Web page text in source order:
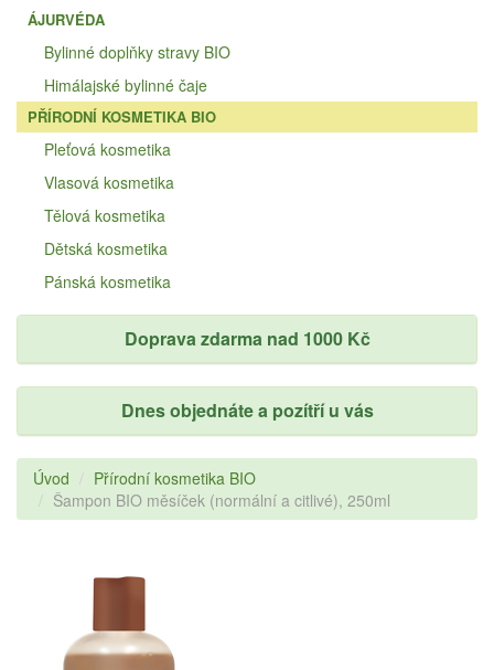
ÁJURVÉDA
Bylinné doplňky stravy BIO
Himálajské bylinné čaje
PŘÍRODNÍ KOSMETIKA BIO
Pleťová kosmetika
Vlasová kosmetika
Tělová kosmetika
Dětská kosmetika
Pánská kosmetika
Doprava zdarma nad 1000 Kč
Dnes objednáte a pozítří u vás
Úvod
Přírodní kosmetika BIO
Šampon BIO měsíček (normální a citlivé), 250ml